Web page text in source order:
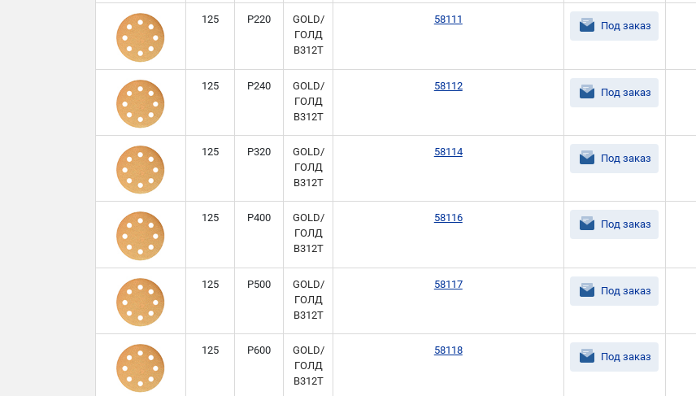
125 P220
GOLD/
ГОЛД
B312T
58111
Под заказ
125 P240
GOLD/
ГОЛД
B312T
58112
Под заказ
125 P320
GOLD/
ГОЛД
B312T
58114
Под заказ
125 P400
GOLD/
ГОЛД
B312T
58116
Под заказ
125 P500
GOLD/
ГОЛД
B312T
58117
Под заказ
125 P600
GOLD/
ГОЛД
B312T
58118
Под заказ